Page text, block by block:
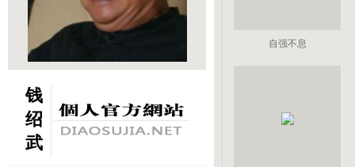
钱
绍
武
自强不息